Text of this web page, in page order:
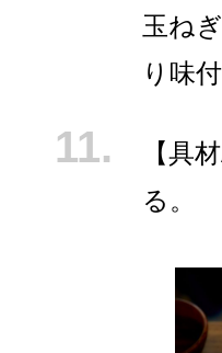
玉ね
り味付
【具
る。